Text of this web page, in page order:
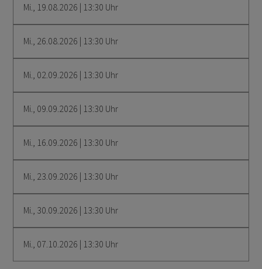
Mi., 19.08.2026 | 13:30 Uhr
Mi., 26.08.2026 | 13:30 Uhr
Mi., 02.09.2026 | 13:30 Uhr
Mi., 09.09.2026 | 13:30 Uhr
Mi., 16.09.2026 | 13:30 Uhr
Mi., 23.09.2026 | 13:30 Uhr
Mi., 30.09.2026 | 13:30 Uhr
Mi., 07.10.2026 | 13:30 Uhr